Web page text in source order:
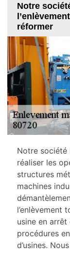
Notre
réformer
Notre société
réaliser les
structures
machines
l’enlèvement
usine en
procédures
d’usines.